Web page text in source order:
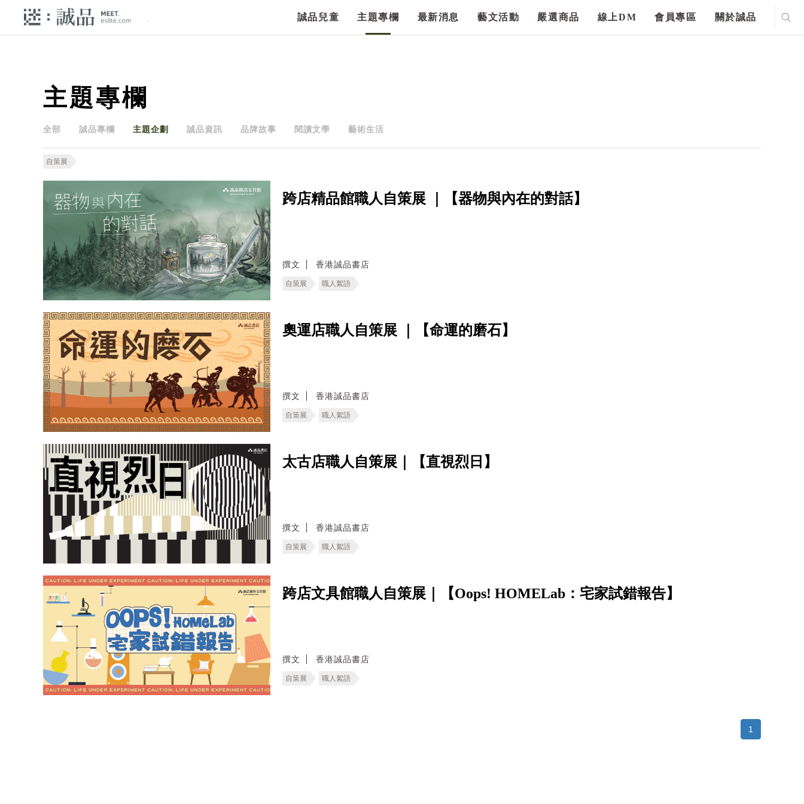
誠品兒童 主題專欄 最新消息 藝文活動 嚴選商品 線上DM 會員專區 關於誠品
主題專欄
全部 誠品專欄 主題企劃 誠品資訊 品牌故事 閱讀文學 藝術生活
自策展
跨店精品館職人自策展 ｜【器物與內在的對話】
撰文 香港誠品書店
自策展 職人絮語
奧運店職人自策展 ｜【命運的磨石】
撰文 香港誠品書店
自策展 職人絮語
太古店職人自策展｜【直視烈日】
撰文 香港誠品書店
自策展 職人絮語
跨店文具館職人自策展｜【Oops! HOMELab：宅家試錯報告】
撰文 香港誠品書店
自策展 職人絮語
1